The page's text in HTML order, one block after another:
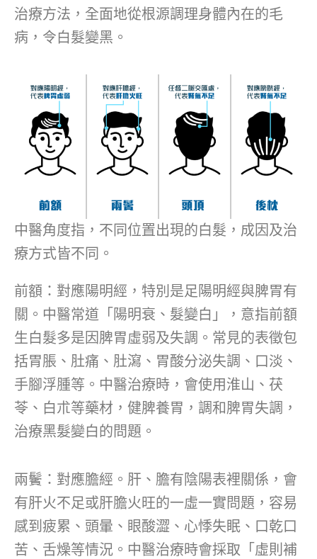
治療方法，全面地從根源調理身體內在的毛
病，令白髮變黑。
中醫角度指，不同位置出現的白髮，成因及治
療方式皆不同。
前額：對應陽明經，特別是足陽明經與脾胃有
關。中醫常道「陽明衰、髮變白」，意指前額
生白髮多是因脾胃虛弱及失調。常見的表徵包
括胃脹、肚痛、肚瀉、胃酸分泌失調、口淡、
手腳浮腫等。中醫治療時，會使用淮山、茯
苓、白朮等藥材，健脾養胃，調和脾胃失調，
治療黑髮變白的問題。
兩鬢：對應膽經。肝、膽有陰陽表裡關係，會
有肝火不足或肝膽火旺的一虛一實問題，容易
感到疲累、頭暈、眼酸澀、心悸失眠、口乾口
苦、舌燥等情況。中醫治療時會採取「虛則補